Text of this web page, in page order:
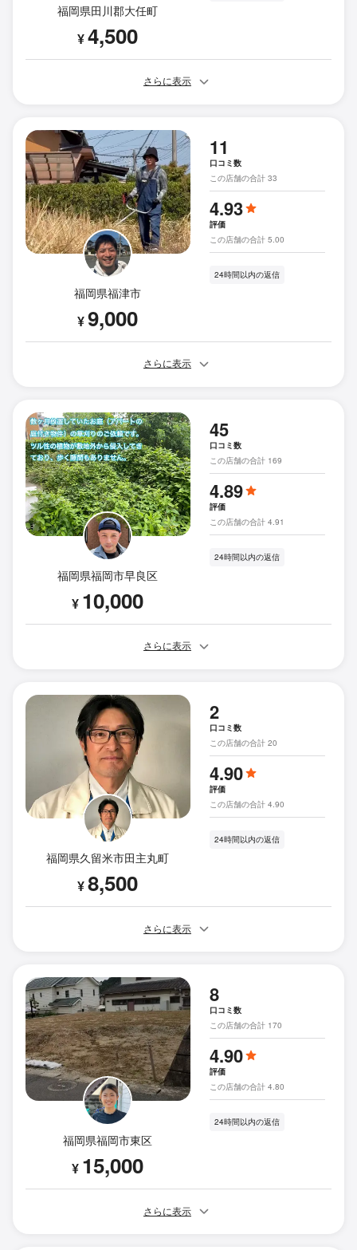
福岡県田川郡大任町
¥4,500
さらに表示
福岡県福津市
¥9,000
11
口コミ数
この店舗の合計 33
4.93
評価
この店舗の合計 5.00
24時間以内の返信
さらに表示
福岡県福岡市早良区
¥ 10,000
45
口コミ数
この店舗の合計 169
4.89
評価
この店舗の合計 4.91
24時間以内の返信
さらに表示
福岡県久留米市田主丸町
¥8,500
2
口コミ数
この店舗の合計 20
4.90
評価
この店舗の合計 4.90
24時間以内の返信
さらに表示
福岡県福岡市東区
¥ 15,000
8
口コミ数
この店舗の合計 170
4.90
評価
この店舗の合計 4.80
24時間以内の返信
さらに表示